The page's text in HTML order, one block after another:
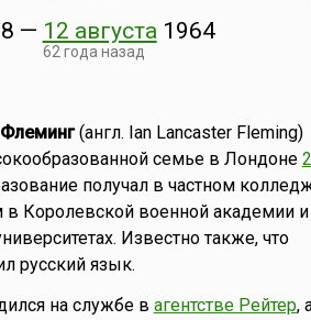
— 12 августа1964
62 года назад
(англ. Ian Lancaster Fleming)
семье в Лондоне
получал в частном
в Королевской военной академии и
Известно также, что
русский язык.
на службе в агентстве Рейтер,